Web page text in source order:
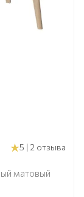
5 | 2 отзыва
матовый